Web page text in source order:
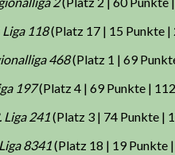
Liga 118(Platz 17 | 15 Punkte |
468(Platz 1 | 69
197(Platz 4 | 69 Punkte |
Liga 241(Platz 3 | 74 Punkte |
8341(Platz 18 | 19 Punkte